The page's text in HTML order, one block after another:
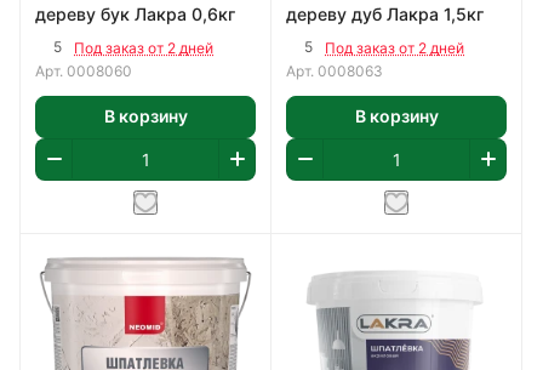
дереву бук Лакра 0,6кг
5
Под заказ от 2 дней
Арт. 0008060
В корзину
дереву дуб Лакра 1,5кг
5
Под заказ от 2 дней
Арт. 0008063
В корзину